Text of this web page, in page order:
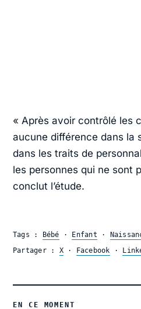
« Après avoir contrôlé les
aucune différence dans la
dans les traits de
les personnes qui ne sont
conclut l’étude.
Tags : Bébé · Enfant ·
Partager : X· Facebook ·
EN CE MOMENT